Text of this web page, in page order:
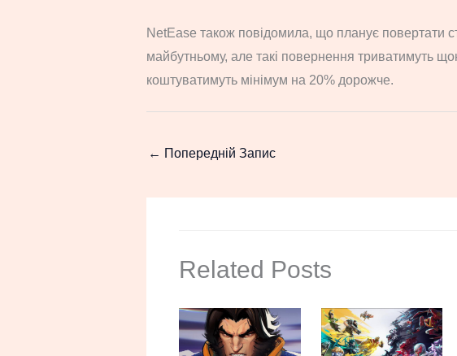
NetEase також повідомила, що планує повертати
майбутньому, але такі повернення триватимуть
коштуватимуть мінімум на 20% дорожче.
← Попередній Запис
Related Posts